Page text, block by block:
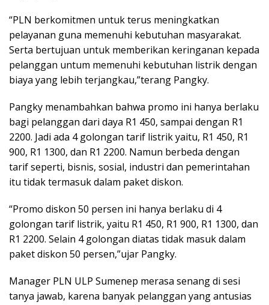
“PLN berkomitmen untuk terus meningkatkan
pelayanan guna memenuhi kebutuhan masyarakat.
Serta bertujuan untuk memberikan keringanan kepada
pelanggan untum memenuhi kebutuhan listrik dengan
biaya yang lebih terjangkau,”terang Pangky.
Pangky menambahkan bahwa promo ini hanya berlaku
bagi pelanggan dari daya R1 450, sampai dengan R1
2200. Jadi ada 4 golongan tarif listrik yaitu, R1 450, R1
900, R1 1300, dan R1 2200. Namun berbeda dengan
tarif seperti, bisnis, sosial, industri dan pemerintahan
itu tidak termasuk dalam paket diskon.
“Promo diskon 50 persen ini hanya berlaku di 4
golongan tarif listrik, yaitu R1 450, R1 900, R1 1300, dan
R1 2200. Selain 4 golongan diatas tidak masuk dalam
paket diskon 50 persen,”ujar Pangky.
Manager PLN ULP Sumenep merasa senang di sesi
tanya jawab, karena banyak pelanggan yang antusias